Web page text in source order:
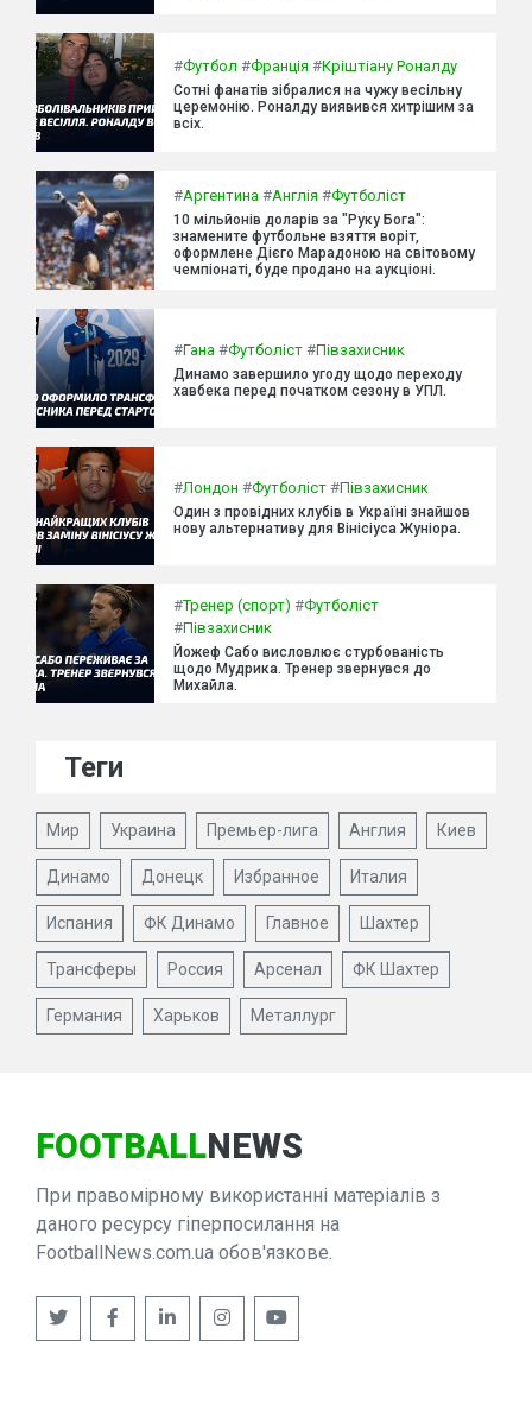
#Футбол #Франція #Кріштіану Роналду
Сотні фанатів зібралися на чужу весільну
церемонію. Роналду виявився хитрішим за
всіх.
#Аргентина #Англія #Футболіст
10 мільйонів доларів за "Руку Бога":
знамените футбольне взяття воріт,
оформлене Дієго Марадоною на світовому
чемпіонаті, буде продано на аукціоні.
#Гана #Футболіст #Півзахисник
Динамо завершило угоду щодо переходу
хавбека перед початком сезону в УПЛ.
#Лондон #Футболіст #Півзахисник
Один з провідних клубів в Україні знайшов
нову альтернативу для Вінісіуса Жуніора.
#Тренер (спорт) #Футболіст
#Півзахисник
Йожеф Сабо висловлює стурбованість
щодо Мудрика. Тренер звернувся до
Михайла.
Теги
Мир Украина Премьер-лига Англия Киев
Динамо Донецк Избранное Италия
Испания ФК Динамо Главное Шахтер
Трансферы Россия Арсенал ФК Шахтер
Германия Харьков Металлург
FOOTBALLNEWS
При правомірному використанні матеріалів з
даного ресурсу гіперпосилання на
FootballNews.com.ua обов'язкове.